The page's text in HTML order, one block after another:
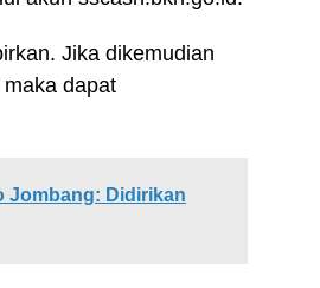
Jika dikemudian
dapat
Jombang: Didirikan